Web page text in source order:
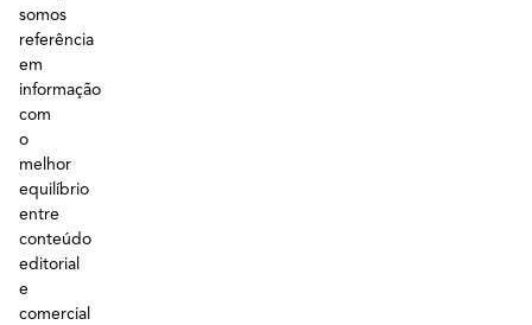
somos
referência
em
informação
com
o
melhor
equilíbrio
entre
conteúdo
editorial
e
comercial